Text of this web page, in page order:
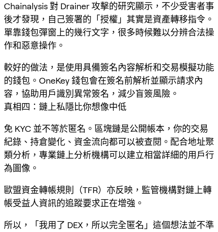
Chainalysis 對 Drainer 攻擊的研究顯示，不少受害者事
後才發現，自己簽署的「授權」其實是資產轉移指令。
單靠錢包彈窗上的幾行文字，很多時候難以分辨合法操
作和惡意操作。
較好的做法，是使用具備簽名內容解析和交易模擬功能
的錢包。OneKey 錢包會在簽名前解析並顯示請求內
容，協助用戶識別異常簽名，減少盲簽風險。
真相四：鏈上私隱比你想像中低
免 KYC 並不等於匿名。區塊鏈是公開帳本，你的交易
紀錄、持倉變化、資金流向都可以被查閱。配合地址聚
類分析，專業鏈上分析機構可以建立相當詳細的用戶行
為圖像。
歐盟資金轉帳規則（TFR）亦反映，監管機構對鏈上轉
帳受益人資訊的追蹤要求正在增強。
所以，「我用了 DEX，所以完全匿名」這個想法並不準